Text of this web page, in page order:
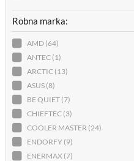
Robna marka:
AMD (64)
ANTEC (1)
ARCTIC (13)
ASUS (8)
BE QUIET (7)
CHIEFTEC (3)
COOLER MASTER (24)
ENDORFY (9)
ENERMAX (7)